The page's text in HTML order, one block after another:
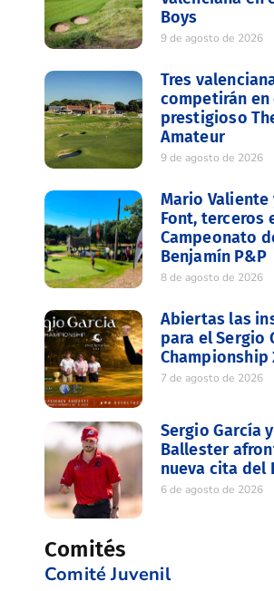
Boys
9 de agosto de 2026
Tres
competirán en
prestigioso
Amateur
9 de agosto de 2026
Mario Valiente
Font, terceros
Campeonato
Benjamín P&P
8 de agosto de 2026
Abiertas las
para el Sergio
Championship
7 de agosto de 2026
Sergio García
Ballester
nueva cita del
6 de agosto de 2026
Comités
Comité Juvenil